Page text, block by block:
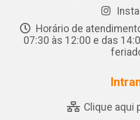
Horário de
07:30 às 12:00 e das
Clique aqui